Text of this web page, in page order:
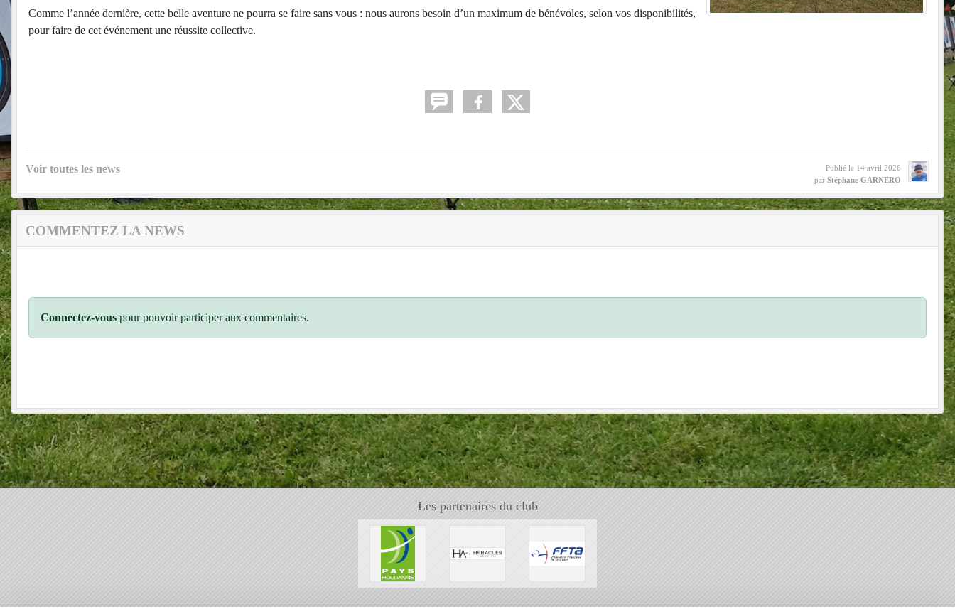
Comme l’année dernière, cette belle aventure ne pourra se faire sans vous : nous aurons besoin d’un maximum de bénévoles, selon vos disponibilités,
pour faire de cet événement une réussite collective.
Voir toutes les news Publié le 14 avril 2026
par Stéphane GARNERO
COMMENTEZ LA NEWS
Connectez-vous pour pouvoir participer aux commentaires.
Les partenaires du club